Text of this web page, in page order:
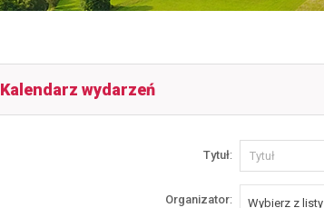
Kalendarz wydarzeń
Tytuł
Organizator Wybierz z listy